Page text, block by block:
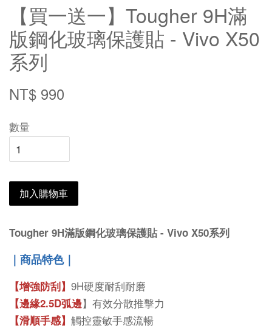
【買一送一】Tougher 9H滿
版鋼化玻璃保護貼 - Vivo X50
系列
NT$ 990
數量
加入購物車
Tougher 9H滿版鋼化玻璃保護貼 - Vivo X50系列
｜商品特色｜
【增強防刮】 9H硬度耐刮耐磨
【邊緣2.5D弧邊】有效分散推擊力
【滑順手感】 觸控靈敏手感流暢